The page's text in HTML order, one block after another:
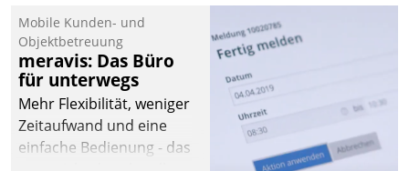
Mobile Kunden- und
Objektbetreuung
meravis: Das Büro
für unterwegs
Mehr Flexibilität, weniger
Zeitaufwand und eine
einfache Bedienung - das